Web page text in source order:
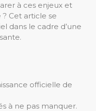
à ces enjeux et
Cet article se
dans le cadre d’une
officielle de
à ne pas manquer.